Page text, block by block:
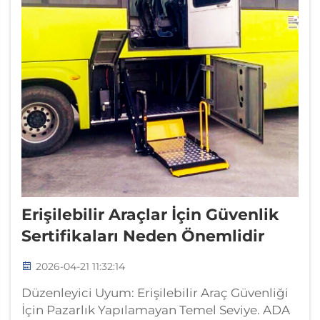
Erişilebilir Araçlar İçin Güvenlik
Sertifikaları Neden Önemlidir
2026-04-21 11:32:14
Düzenleyici Uyum: Erişilebilir Araç Güvenliği
İçin Pazarlık Yapılamayan Temel Seviye. ADA